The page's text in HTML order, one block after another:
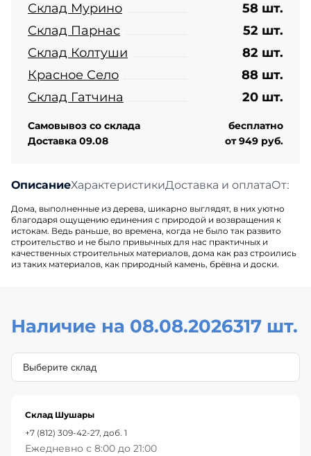
ОписаниеХарактеристикиДоставка и оплата
Дома, выполненные из дерева, шикарно выглядят, в них уютно
благодаря ощущению единения с природой и возвращения к
истокам. Ведь раньше, во времена, когда не было так развито
строительство и не было привычных для нас практичных и
качественных строительных материалов, дома как раз строились
из таких материалов, как природный камень, брёвна и доски.
Склад Мурино
58 шт.
Склад Парнас
52 шт.
Склад Колтуши
82 шт.
Красное Село
88 шт.
Склад Гатчина
20 шт.
Самовывоз со склада
бесплатно
Доставка 09.08
от 949 руб.
Наличие на 08.08.2026317 шт.
Склад Шушары
+7 (812) 309-42-27, доб. 1
Ежедневно с 8:00 до 21:00